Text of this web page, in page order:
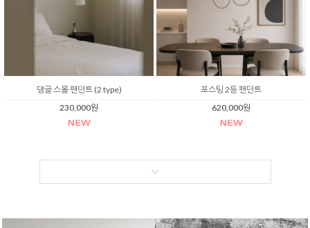
댕글 스몰 팬던트 (2 type)
230,000원
포스팅 2등 팬던트
620,000원